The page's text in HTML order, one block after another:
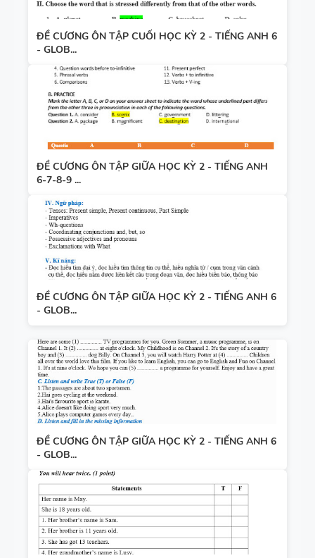
ĐỀ CƯƠNG ÔN TẬP CUỐI HỌC KỲ 2 - TIẾNG ANH 6
- GLOB...
ĐỀ CƯƠNG ÔN TẬP GIỮA HỌC KỲ 2 - TIẾNG ANH
6-7-8-9 ...
ĐỀ CƯƠNG ÔN TẬP GIỮA HỌC KỲ 2 - TIẾNG ANH 6
- GLOB...
ĐỀ CƯƠNG ÔN TẬP GIỮA HỌC KỲ 2 - TIẾNG ANH 6
- GLOB...